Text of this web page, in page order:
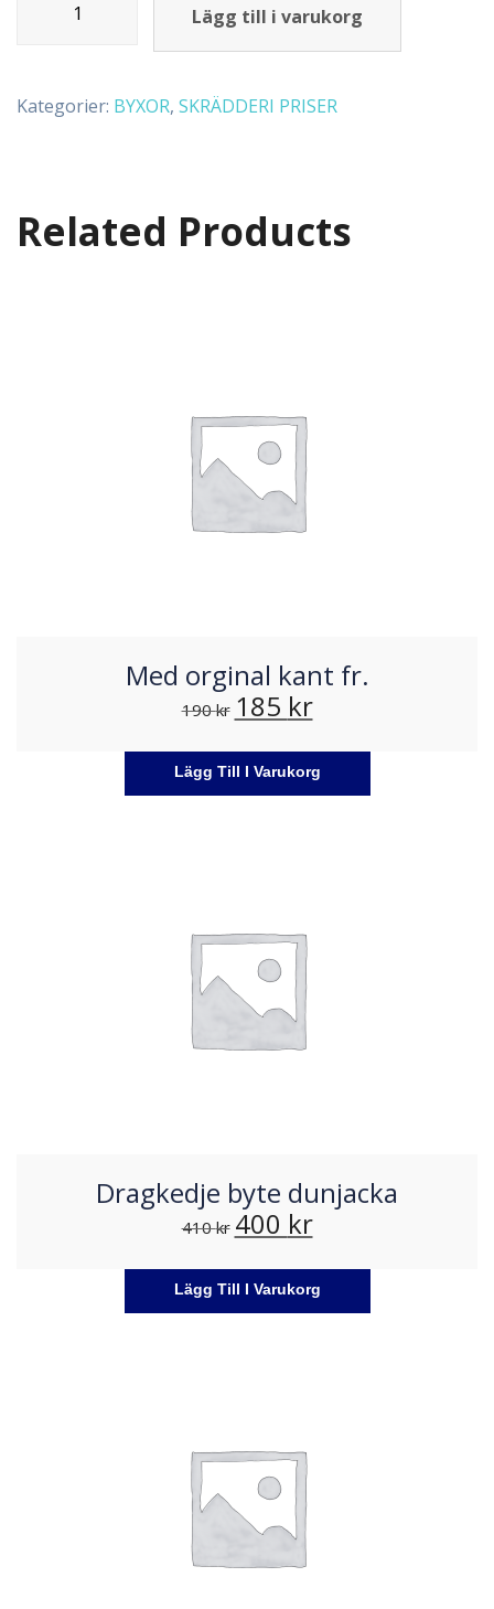
Lägg till i varukorg
Kategorier: BYXOR, SKRÄDDERI PRISER
Related Products
Med orginal kant fr.
190kr 185 kr
Lägg Till I Varukorg
Dragkedje byte dunjacka
410kr 400 kr
Lägg Till I Varukorg